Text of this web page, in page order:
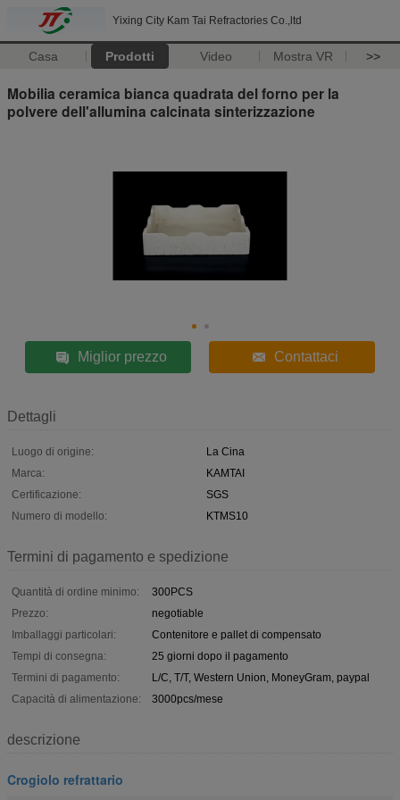
Yixing City Kam Tai Refractories Co.,ltd
Casa Prodotti Video Mostra VR >>
Mobilia ceramica bianca quadrata del forno per la
polvere dell'allumina calcinata sinterizzazione
Miglior prezzo Contattaci
Dettagli
Luogo di origine:
La Cina
Marca:
KAMTAI
Certificazione:
SGS
Numero di modello:
KTMS10
Termini di pagamento e spedizione
Quantità di ordine minimo:
300PCS
Prezzo:
negotiable
Imballaggi particolari:
Contenitore e pallet di compensato
Tempi di consegna:
25 giorni dopo il pagamento
Termini di pagamento:
L/C, T/T, Western Union, MoneyGram, paypal
Capacità di alimentazione:
3000pcs/mese
descrizione
Crogiolo refrattario